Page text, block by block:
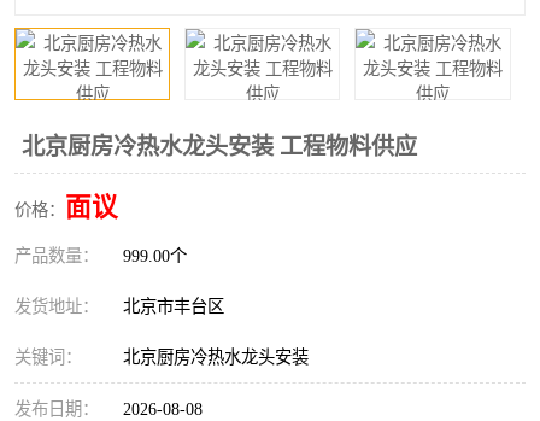
北京厨房冷热水龙头安装 工程物料供应
价格： 面议
产品数量： 999.00个
发货地址： 北京市丰台区
关键词： 北京厨房冷热水龙头安装
发布日期： 2026-08-08